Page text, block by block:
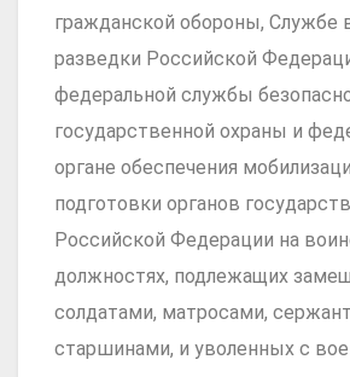
гражданской обороны, Службе
разведки Российской
федеральной службы
государственной охраны и
органе обеспечения
подготовки органов
Российской Федерации на
должностях, подлежащих
солдатами, матросами,
старшинами, и уволенных с